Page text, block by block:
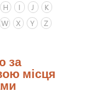
H I J
K
W X Y Z
за
місця